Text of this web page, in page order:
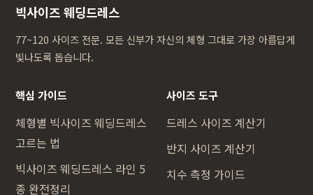
빅사이즈 웨딩드레스
77~120 사이즈 전문. 모든 신부가 자신의 체형 그대로 가장 아름답게
빛나도록 돕습니다.
핵심 가이드
체형별 빅사이즈 웨딩드레스
고르는 법
빅사이즈 웨딩드레스 라인 5
종 완전정리
사이즈 도구
드레스 사이즈 계산기
반지 사이즈 계산기
치수 측정 가이드